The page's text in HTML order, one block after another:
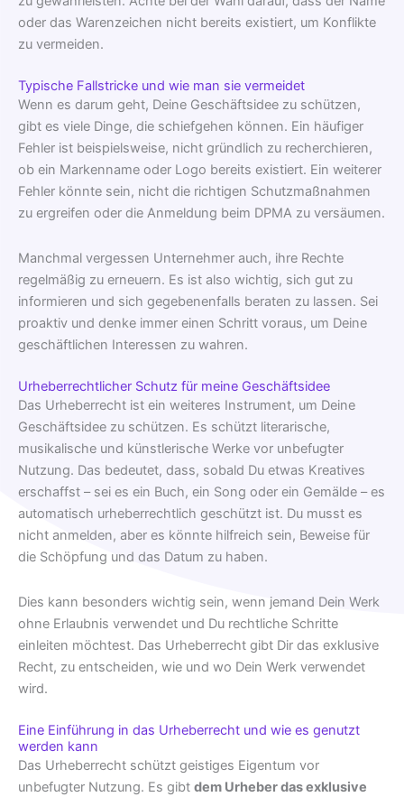
oder das Warenzeichen nicht bereits existiert, um Konflikte
zu vermeiden.
Typische Fallstricke und wie man sie vermeidet
Wenn es darum geht, Deine Geschäftsidee zu schützen,
gibt es viele Dinge, die schiefgehen können. Ein häufiger
Fehler ist beispielsweise, nicht gründlich zu recherchieren,
ob ein Markenname oder Logo bereits existiert. Ein weiterer
Fehler könnte sein, nicht die richtigen Schutzmaßnahmen
zu ergreifen oder die Anmeldung beim DPMA zu versäumen.
Manchmal vergessen Unternehmer auch, ihre Rechte
regelmäßig zu erneuern. Es ist also wichtig, sich gut zu
informieren und sich gegebenenfalls beraten zu lassen. Sei
proaktiv und denke immer einen Schritt voraus, um Deine
geschäftlichen Interessen zu wahren.
Urheberrechtlicher Schutz für meine Geschäftsidee
Das Urheberrecht ist ein weiteres Instrument, um Deine
Geschäftsidee zu schützen. Es schützt literarische,
musikalische und künstlerische Werke vor unbefugter
Nutzung. Das bedeutet, dass, sobald Du etwas Kreatives
erschaffst – sei es ein Buch, ein Song oder ein Gemälde – es
automatisch urheberrechtlich geschützt ist. Du musst es
nicht anmelden, aber es könnte hilfreich sein, Beweise für
die Schöpfung und das Datum zu haben.
Dies kann besonders wichtig sein, wenn jemand Dein Werk
ohne Erlaubnis verwendet und Du rechtliche Schritte
einleiten möchtest. Das Urheberrecht gibt Dir das exklusive
Recht, zu entscheiden, wie und wo Dein Werk verwendet
wird.
Eine Einführung in das Urheberrecht und wie es genutzt
werden kann
Das Urheberrecht schützt geistiges Eigentum vor
unbefugter Nutzung. Es gibt dem Urheber das exklusive